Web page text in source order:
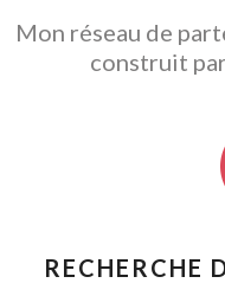
Mon réseau de
construit
RECHERCHE